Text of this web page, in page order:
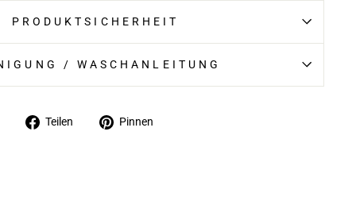
PRODUKTSICHERHEIT
/ WASCHANLEITUNG
Teilen
Auf
Pinnen